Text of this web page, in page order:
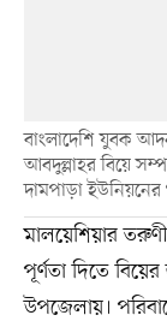
বাংলাদেশি যুবক
আবদুল্লাহর বিয়ে
দামপাড়া ইউনিয়নের
মালয়েশিয়ার
পূর্ণতা দিতে
উপজেলায়।